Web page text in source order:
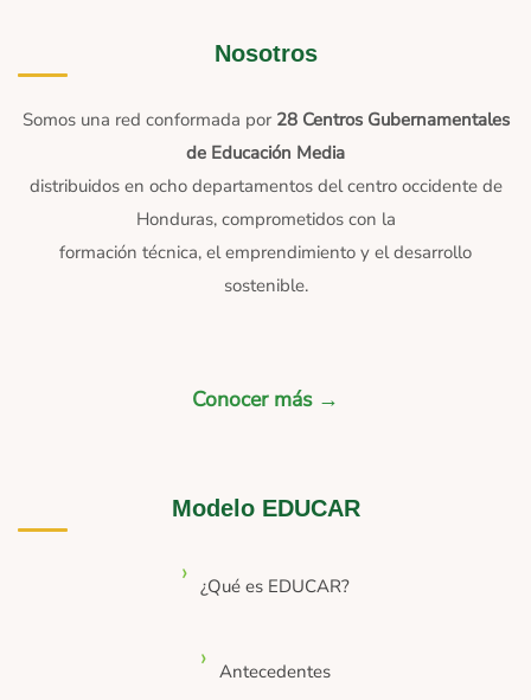
Nosotros
Somos una red conformada por 28 Centros Gubernamentales
de Educación Media
distribuidos en ocho departamentos del centro occidente de
Honduras, comprometidos con la
formación técnica, el emprendimiento y el desarrollo
sostenible.
Conocer más →
Modelo EDUCAR
¿Qué es EDUCAR?
Antecedentes